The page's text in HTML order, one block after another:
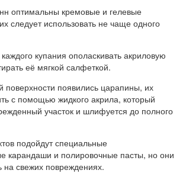
оптимальны кремовые и гелевые
следует использовать не чаще одного
купания ополаскивать акриловую
её мягкой салфеткой.
поверхности появились царапины, их
с помощью жидкого акрила, который
участок и шлифуется до полного
подойдут специальные
карандаши и полировочные пасты, но они
свежих повреждениях.